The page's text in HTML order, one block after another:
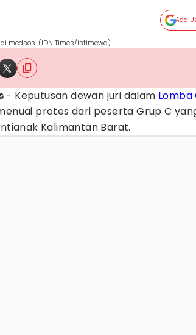
Add
medsos. (IDN Times/istimewa).
- Keputusan dewan juri dalam Lomba
protes dari peserta Grup C
Kalimantan Barat.